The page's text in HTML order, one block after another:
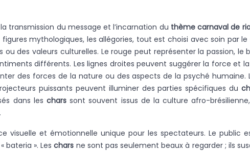
transmission du message et l’incarnation du thème carnaval de
mythologiques, les allégories, tout est choisi avec soin par le
des valeurs culturelles. Le rouge peut représenter la passion, le
différents. Les lignes droites peuvent suggérer la force et
des forces de la nature ou des aspects de la psyché
puissants peuvent illuminer des parties spécifiques du
dans lescharssont souvent issus de la culture afro-
visuelle et émotionnelle unique pour les spectateurs. Le public
bateria ». Leschars ne sont pas seulement beaux à regarder ; ils